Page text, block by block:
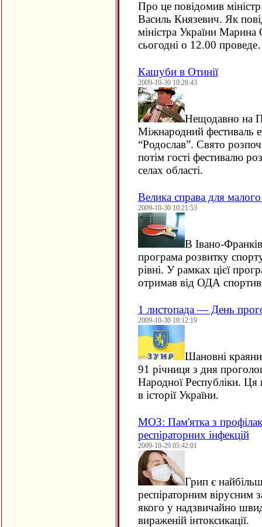
Про це повідомив
Василь Князевич. Як
міністра України Марина
сьогодні о 12.00
Кашуби в Отинії
2009-10-30 10:28:43
Нещодавно на
Міжнародний фестиваль
“Родослав”. Свято
потім гості фестивалю
селах області.
Велика справа для малого
2009-10-30 10:21:53
В Івано-
програма розвитку
рівні. У рамках цієї
отримав від ОДА
1 листопада — День
2009-10-30 10:12:19
Шановні
91 річниця з дня
Народної Республіки. Ця
в історії України.
МОЗ: Пам'ятка з
респіраторних інфекцій
2009-10-29 05:42:01
Грип є
респіраторним вірусним
якого у надзвичайно
вираженій інтоксикації.